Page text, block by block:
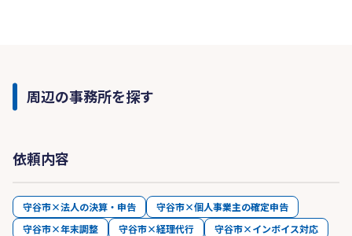
周辺の事務所を探す
依頼内容
守谷市×法人の決算・申告
守谷市×個人事業主の確定申告
守谷市×年末調整
守谷市×経理代行
守谷市×インボイス対応